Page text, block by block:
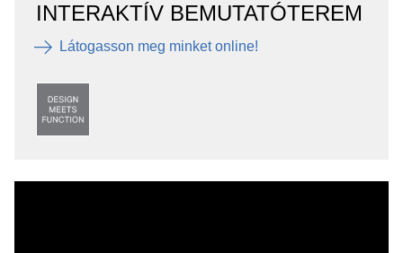
INTERAKTÍV BEMUTATÓTEREM
Látogasson meg minket online!